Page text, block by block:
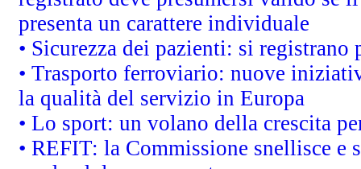
presenta un carattere individuale
• Sicurezza dei pazienti: si
• Trasporto ferroviario: nuove
la qualità del servizio in Europa
• Lo sport: un volano della crescita
• REFIT: la Commissione snellisce